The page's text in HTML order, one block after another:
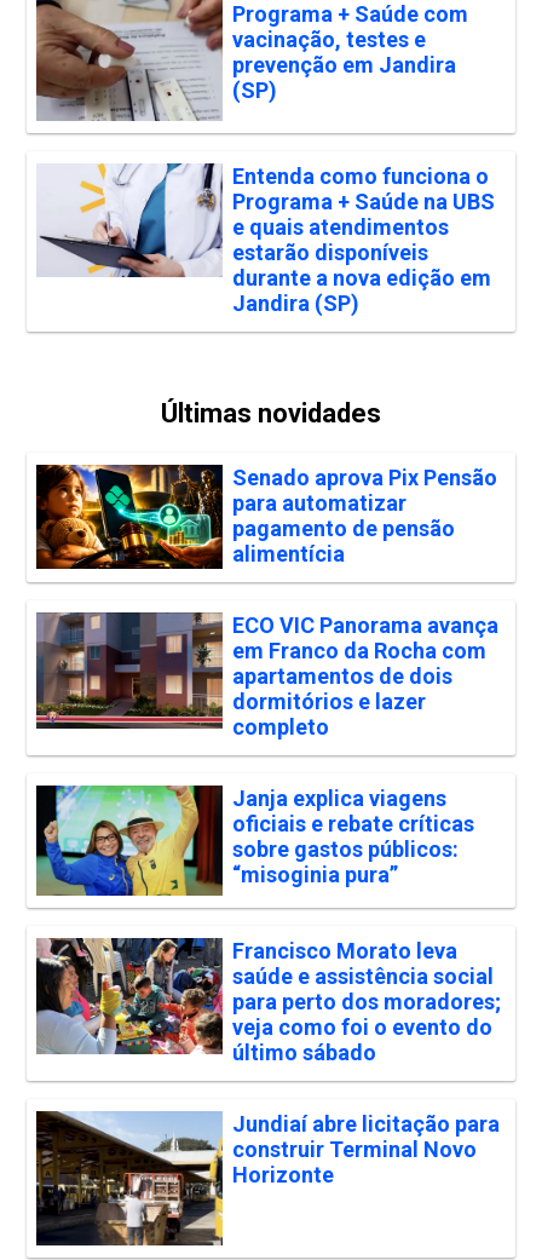
Programa + Saúde com
vacinação, testes e
prevenção em Jandira
(SP)
Entenda como funciona o
Programa + Saúde na UBS
e quais atendimentos
estarão disponíveis
durante a nova edição em
Jandira (SP)
Últimas novidades
Senado aprova Pix Pensão
para automatizar
pagamento de pensão
alimentícia
ECO VIC Panorama avança
em Franco da Rocha com
apartamentos de dois
dormitórios e lazer
completo
Janja explica viagens
oficiais e rebate críticas
sobre gastos públicos:
“misoginia pura”
Francisco Morato leva
saúde e assistência social
para perto dos moradores;
veja como foi o evento do
último sábado
Jundiaí abre licitação para
construir Terminal Novo
Horizonte